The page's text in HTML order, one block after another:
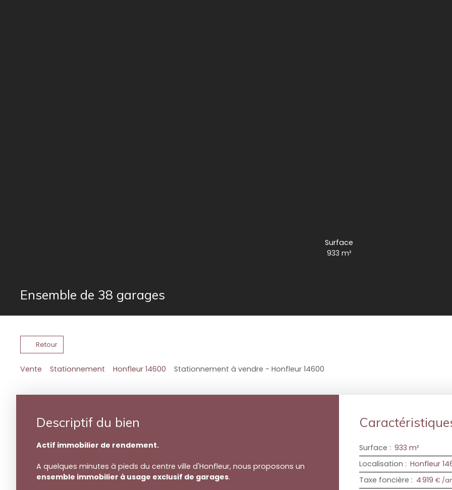
Surface
933 m²
Ensemble de 38 garages
Retour
Vente Stationnement Honfleur 14600 Stationnement à vendre - Honfleur 14600
Descriptif du bien
Actif immobilier de rendement.
A quelques minutes à pieds du centre ville d'Honfleur, nous proposons un
ensemble immobilier à usage exclusif de garages.
Surface : 933 m²
Localisation : Honfleur
Taxe foncière : 4 919 € /